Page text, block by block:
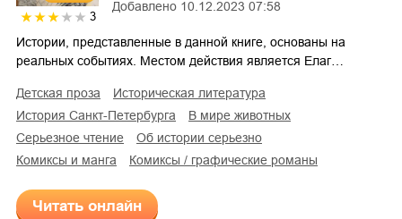
3
Добавлено 10.12.2023 07:58
Истории, представленные в данной книге, основаны на
реальных событиях. Местом действия является Елаг…
детская проза
историческая литература
история Санкт-Петербурга
в мире животных
серьезное чтение
об истории серьезно
комиксы и манга
комиксы / графические романы
Читать онлайн